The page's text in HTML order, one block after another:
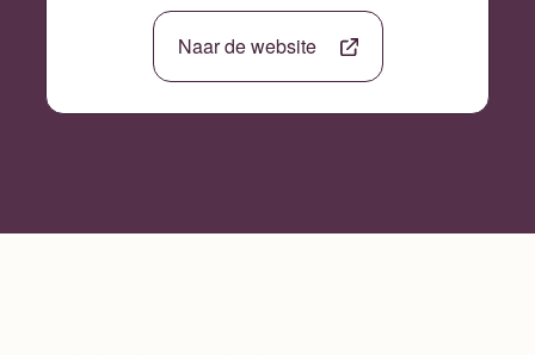
Naar de website